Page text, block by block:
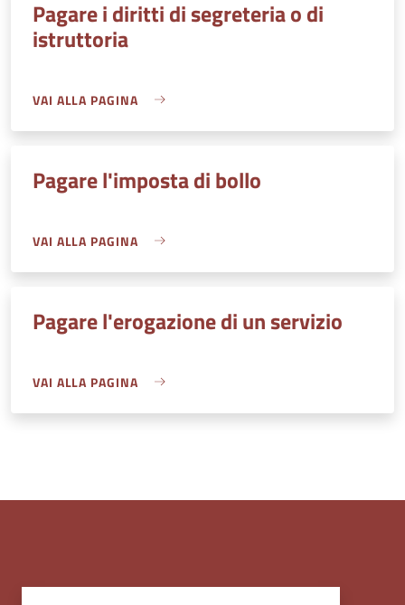
Pagare i diritti di segreteria o di
istruttoria
VAI ALLA PAGINA
Pagare l'imposta di bollo
VAI ALLA PAGINA
Pagare l'erogazione di un servizio
VAI ALLA PAGINA